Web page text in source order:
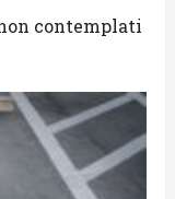
contemplati